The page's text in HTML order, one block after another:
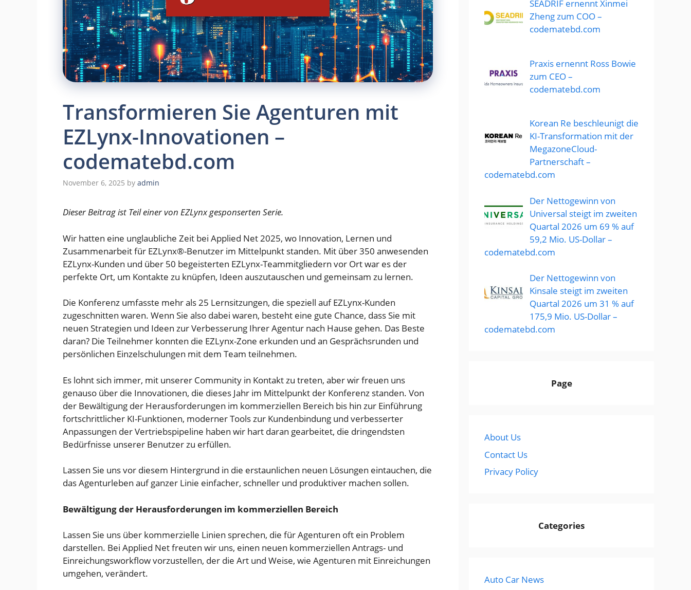
Transformieren Sie Agenturen mit
EZLynx-Innovationen –
codematebd.com
November 6, 2025 by admin
Dieser Beitrag ist Teil einer von EZLynx gesponserten Serie.
Wir hatten eine unglaubliche Zeit bei Applied Net 2025, wo Innovation, Lernen und
Zusammenarbeit für EZLynx®-Benutzer im Mittelpunkt standen. Mit über 350 anwesenden
EZLynx-Kunden und über 50 begeisterten EZLynx-Teammitgliedern vor Ort war es der
perfekte Ort, um Kontakte zu knüpfen, Ideen auszutauschen und gemeinsam zu lernen.
Die Konferenz umfasste mehr als 25 Lernsitzungen, die speziell auf EZLynx-Kunden
zugeschnitten waren. Wenn Sie also dabei waren, besteht eine gute Chance, dass Sie mit
neuen Strategien und Ideen zur Verbesserung Ihrer Agentur nach Hause gehen. Das Beste
daran? Die Teilnehmer konnten die EZLynx-Zone erkunden und an Gesprächsrunden und
persönlichen Einzelschulungen mit dem Team teilnehmen.
Es lohnt sich immer, mit unserer Community in Kontakt zu treten, aber wir freuen uns
genauso über die Innovationen, die dieses Jahr im Mittelpunkt der Konferenz standen. Von
der Bewältigung der Herausforderungen im kommerziellen Bereich bis hin zur Einführung
fortschrittlicher KI-Funktionen, moderner Tools zur Kundenbindung und verbesserter
Anpassungen der Vertriebspipeline haben wir hart daran gearbeitet, die dringendsten
Bedürfnisse unserer Benutzer zu erfüllen.
Lassen Sie uns vor diesem Hintergrund in die erstaunlichen neuen Lösungen eintauchen, die
das Agenturleben auf ganzer Linie einfacher, schneller und produktiver machen sollen.
Bewältigung der Herausforderungen im kommerziellen Bereich
Lassen Sie uns über kommerzielle Linien sprechen, die für Agenturen oft ein Problem
darstellen. Bei Applied Net freuten wir uns, einen neuen kommerziellen Antrags- und
Einreichungsworkflow vorzustellen, der die Art und Weise, wie Agenturen mit Einreichungen
umgehen, verändert.
SEADRIF ernennt Xinmei
Zheng zum COO –
codematebd.com
Praxis ernennt Ross Bowie
zum CEO –
codematebd.com
Korean Re beschleunigt die
KI-Transformation mit der
MegazoneCloud-
Partnerschaft –
codematebd.com
Der Nettogewinn von
Universal steigt im zweiten
Quartal 2026 um 69 % auf
59,2 Mio. US-Dollar –
codematebd.com
Der Nettogewinn von
Kinsale steigt im zweiten
Quartal 2026 um 31 % auf
175,9 Mio. US-Dollar –
codematebd.com
Page
About Us
Contact Us
Privacy Policy
Categories
Auto Car News